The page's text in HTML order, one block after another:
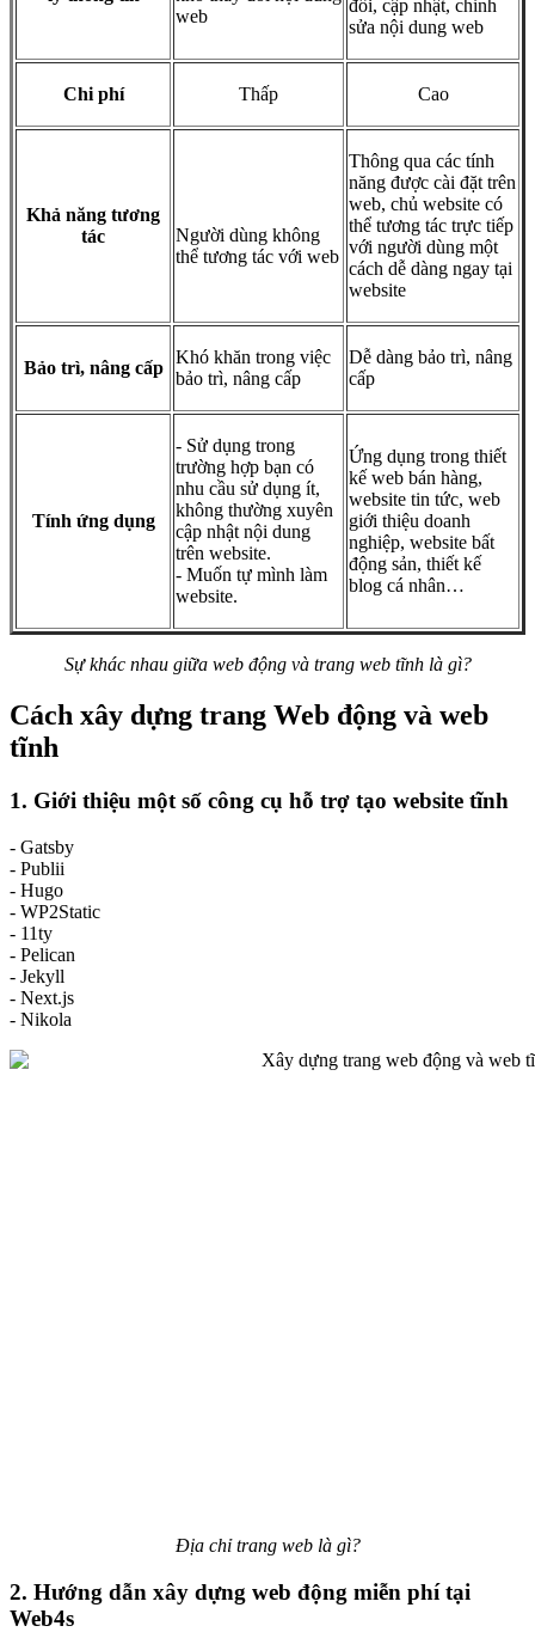
web
đổi, cập nhật, chỉnh
sửa nội dung web
Chi phí Thấp Cao
Khả năng tương
tác
Người dùng không
thể tương tác với web
Thông qua các tính
năng được cài đặt trên
web, chủ website có
thể tương tác trực tiếp
với người dùng một
cách dễ dàng ngay tại
website
Bảo trì, nâng cấp
Khó khăn trong việc
bảo trì, nâng cấp
Dễ dàng bảo trì, nâng
cấp
Tính ứng dụng
- Sử dụng trong
trường hợp bạn có
nhu cầu sử dụng ít,
không thường xuyên
cập nhật nội dung
trên website.
- Muốn tự mình làm
website.
Ứng dụng trong thiết
kế web bán hàng,
website tin tức, web
giới thiệu doanh
nghiệp, website bất
động sản, thiết kế
blog cá nhân…
Sự khác nhau giữa web động và trang web tĩnh là gì?
Cách xây dựng trang Web động và web
tĩnh
1. Giới thiệu một số công cụ hỗ trợ tạo website tĩnh
- Gatsby
- Publii
- Hugo
- WP2Static
- 11ty
- Pelican
- Jekyll
- Next.js
- Nikola
Địa chỉ trang web là gì?
2. Hướng dẫn xây dựng web động miễn phí tại
Web4s